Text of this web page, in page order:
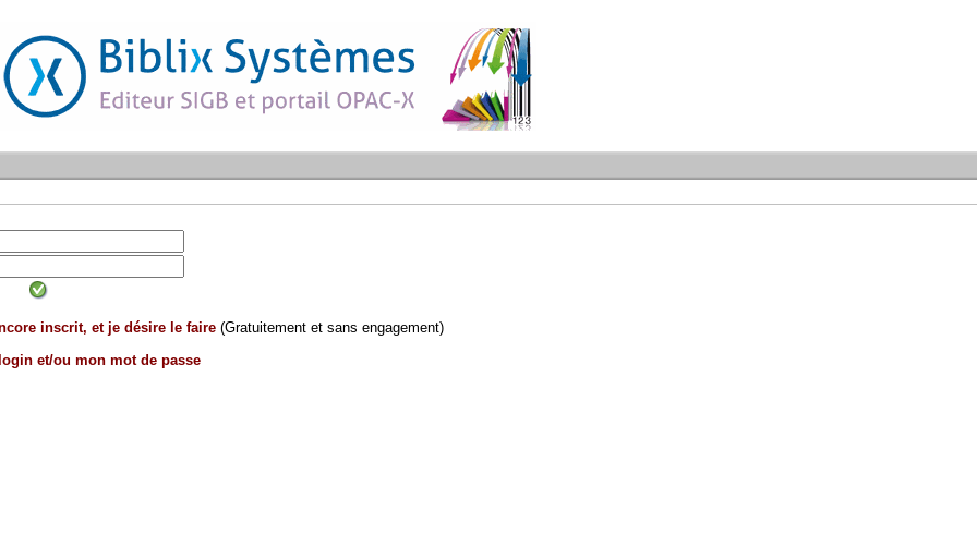
inscrit, et je désire le faire (Gratuitement et sans engagement)
et/ou mon mot de passe